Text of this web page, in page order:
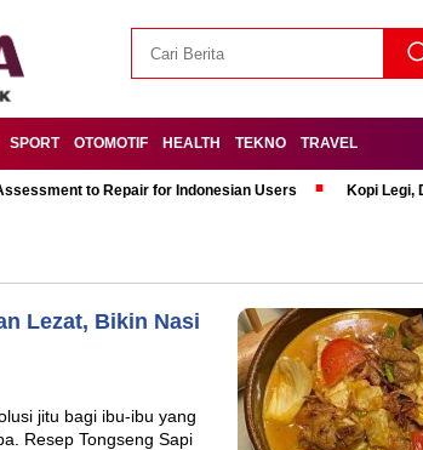
SPORT OTOMOTIF HEALTH TEKNO TRAVEL
to Repair for Indonesian Users Kopi Legi,
Lezat, Bikin Nasi
jitu bagi ibu-ibu yang
Resep Tongseng Sapi